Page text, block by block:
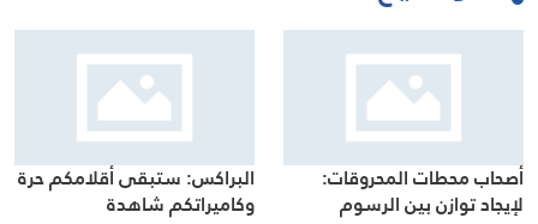
أصحاب محطات المحروقات:
لإيجاد توازن بين الرسوم
البراكس: ستبقى أقلامكم حرة
وكاميراتكم شاهدة